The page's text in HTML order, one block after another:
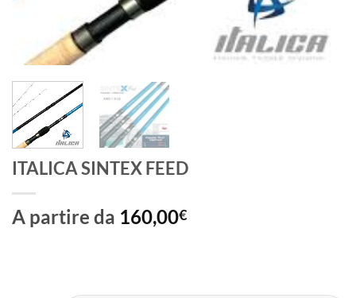
ITALICA SINTEX FEED
A partire da 160,00€